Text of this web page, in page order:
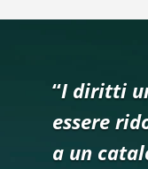
“I diritti
essere
a un